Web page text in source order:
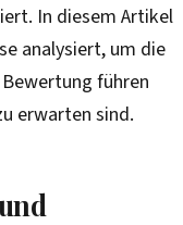
In diesem Artikel
analysiert, um die
führen
erwarten sind.